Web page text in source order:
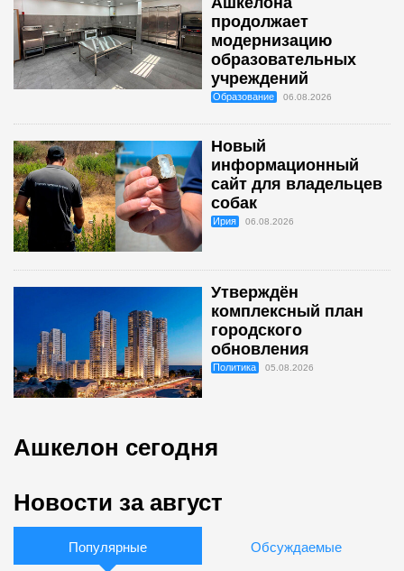
продолжает
модернизацию
образовательных
учреждений
Образование 06.08.2026
Новый
информационный
сайт для владельцев
собак
Ирия 06.08.2026
Утверждён
комплексный план
городского
обновления
Политика 05.08.2026
Ашкелон сегодня
Новости за август
Популярные Обсуждаемые